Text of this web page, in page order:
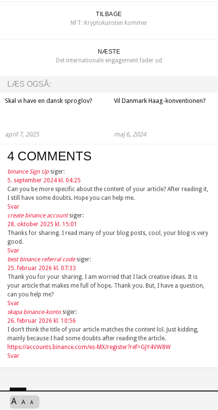
TILBAGE
NFT: Kryptokunsten kommer
NÆSTE
Det internationale engagement fader ud
LÆS OGSÅ:
Skal vi have en dansk sproglov?
april 7, 2025
Vil Danmark Haag-konventionen?
maj 6, 2024
4 COMMENTS
binance Sign Up siger:
5. september 2024 kl. 04:25
Can you be more specific about the content of your article? After reading it,
I still have some doubts. Hope you can help me.
Svar
create binance account siger:
28. oktober 2025 kl. 15:01
Thanks for sharing. I read many of your blog posts, cool, your blog is very
good.
Svar
best binance referral code siger:
25. februar 2026 kl. 07:33
Thank you for your sharing. I am worried that I lack creative ideas. It is
your article that makes me full of hope. Thank you. But, I have a question,
can you help me?
Svar
skapa binance-konto siger:
26. februar 2026 kl. 10:56
I don’t think the title of your article matches the content lol. Just kidding,
mainly because I had some doubts after reading the article.
https://accounts.binance.com/es-MX/register?ref=GJY4VW8W
Svar
A A A